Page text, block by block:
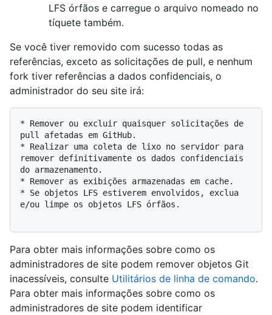
LFS órfãos e carregue o arquivo nomeado no
tíquete também.
Se você tiver removido com sucesso todas as
referências, exceto as solicitações de pull, e nenhum
fork tiver referências a dados confidenciais, o
administrador do seu site irá:
* Remover ou excluir quaisquer solicitações de
pull afetadas em GitHub.
* Realizar uma coleta de lixo no servidor para
remover definitivamente os dados confidenciais
do armazenamento.
* Remover as exibições armazenadas em cache.
* Se objetos LFS estiverem envolvidos, exclua
e/ou limpe os objetos LFS órfãos.
Para obter mais informações sobre como os
administradores de site podem remover objetos Git
inacessíveis, consulte Utilitários de linha de comando.
Para obter mais informações sobre como os
administradores de site podem identificar